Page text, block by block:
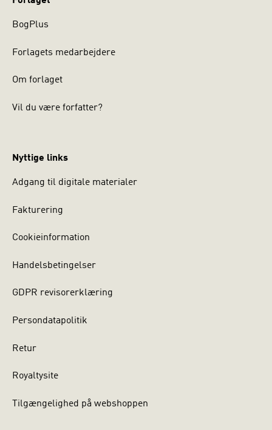
BogPlus
Forlagets medarbejdere
Om forlaget
Vil du være forfatter?
Nyttige links
Adgang til digitale materialer
Fakturering
Cookieinformation
Handelsbetingelser
GDPR revisorerklæring
Persondatapolitik
Retur
Royaltysite
Tilgængelighed på webshoppen